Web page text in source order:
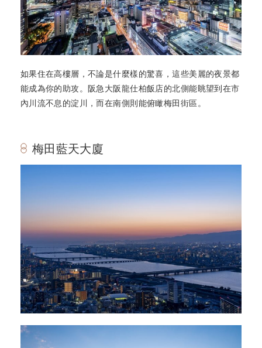
如果住在高樓層，不論是什麼樣的驚喜，這些美麗的夜景都
能成為你的助攻。阪急大阪龍仕柏飯店的北側能眺望到在市
內川流不息的淀川，而在南側則能俯瞰梅田街區。
梅田藍天大廈